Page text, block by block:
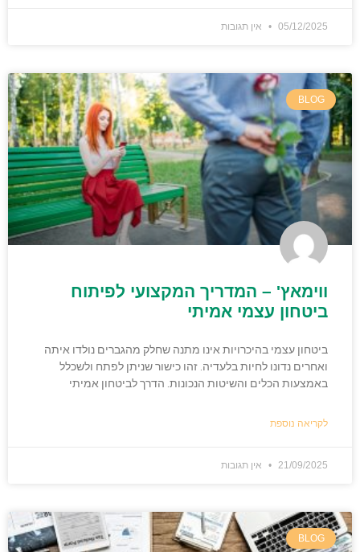
05/12/2025 אין תגובות
BLOG
ווימאץ' – המדריך המקצועי לפיתוח
ביטחון עצמי אמיתי
ביטחון עצמי בהיכרויות אינו מתנה שחלק מהגברים נולדו איתה
ואחרים נדונו לחיות בלעדיה. זהו כישור שניתן לפתח ולשכלל
באמצעות הכלים והשיטות הנכונות. הדרך לביטחון אמיתי
לקריאה נוספת
21/09/2025 אין תגובות
BLOG